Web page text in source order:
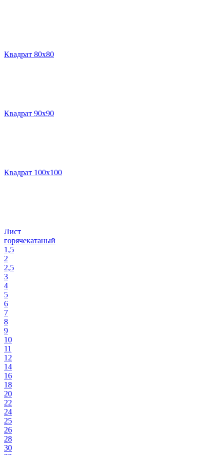
Квадрат 80х80
Квадрат 90х90
Квадрат 100х100
Лист
горячекатаный
1,5
2
2,5
3
4
5
6
7
8
9
10
11
12
14
16
18
20
22
24
25
26
28
30